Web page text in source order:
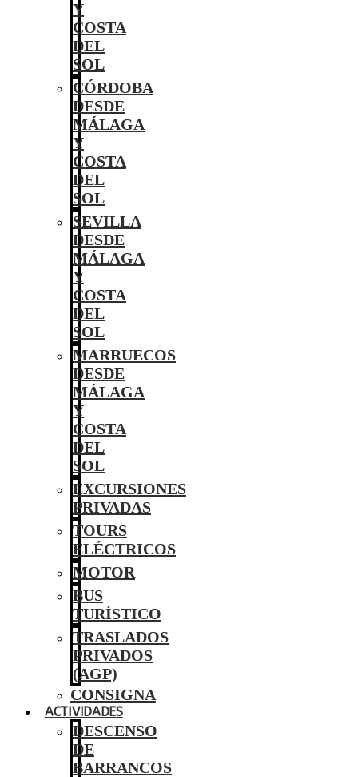
Y
COSTA
DEL
SOL
CÓRDOBA
DESDE
MÁLAGA
Y
COSTA
DEL
SOL
SEVILLA
DESDE
MÁLAGA
Y
COSTA
DEL
SOL
MARRUECOS
DESDE
MÁLAGA
Y
COSTA
DEL
SOL
EXCURSIONES
PRIVADAS
TOURS
ELÉCTRICOS
MOTOR
BUS
TURÍSTICO
TRASLADOS
PRIVADOS
(AGP)
CONSIGNA
ACTIVIDADES
DESCENSO
DE
BARRANCOS